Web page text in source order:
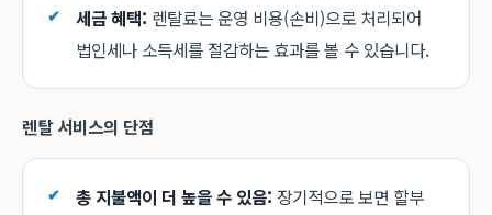
세금 혜택: 렌탈료는 운영 비용(손비)으로 처리되어
법인세나 소득세를 절감하는 효과를 볼 수 있습니다.
렌탈 서비스의 단점
총 지불액이 더 높을 수 있음: 장기적으로 보면 할부